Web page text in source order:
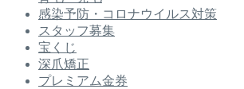
感染予防・コロナウイルス対策
スタッフ募集
宝くじ
深爪矯正
プレミアム金券